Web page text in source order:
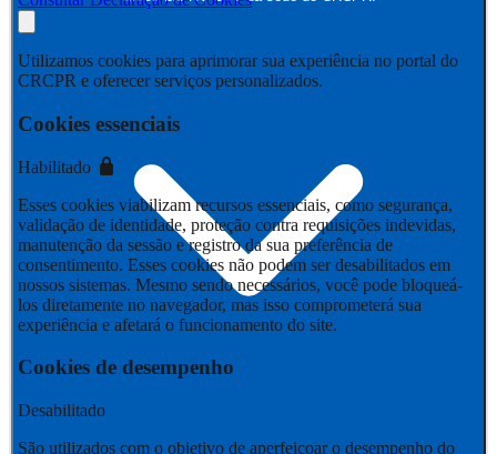
Utilizamos cookies para aprimorar sua experiência no portal do
CRCPR e oferecer serviços personalizados.
Cookies essenciais
Habilitado
Esses cookies viabilizam recursos essenciais, como segurança,
validação de identidade, proteção contra requisições indevidas,
manutenção da sessão e registro da sua preferência de
consentimento. Esses cookies não podem ser desabilitados em
nossos sistemas. Mesmo sendo necessários, você pode bloqueá-
los diretamente no navegador, mas isso comprometerá sua
experiência e afetará o funcionamento do site.
Cookies de desempenho
Desabilitado
São utilizados com o objetivo de aperfeiçoar o desempenho do